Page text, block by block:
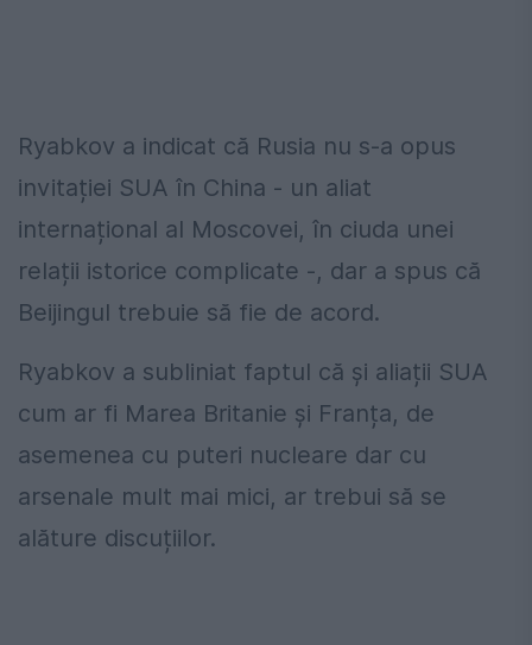
Ryabkov a indicat că Rusia nu s-a opus
invitației SUA în China - un aliat
internațional al Moscovei, în ciuda unei
relații istorice complicate -, dar a spus că
Beijingul trebuie să fie de acord.
Ryabkov a subliniat faptul că şi aliații SUA
cum ar fi Marea Britanie și Franța, de
asemenea cu puteri nucleare dar cu
arsenale mult mai mici, ar trebui să se
alăture discuțiilor.